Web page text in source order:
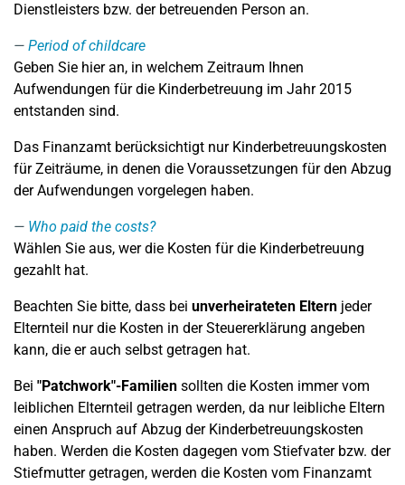
Dienstleisters bzw. der betreuenden Person an.
Period of childcare
Geben Sie hier an, in welchem Zeitraum Ihnen
Aufwendungen für die Kinderbetreuung im Jahr 2015
entstanden sind.
Das Finanzamt berücksichtigt nur Kinderbetreuungskosten
für Zeiträume, in denen die Voraussetzungen für den Abzug
der Aufwendungen vorgelegen haben.
Who paid the costs?
Wählen Sie aus, wer die Kosten für die Kinderbetreuung
gezahlt hat.
Beachten Sie bitte, dass bei unverheirateten Eltern jeder
Elternteil nur die Kosten in der Steuererklärung angeben
kann, die er auch selbst getragen hat.
Bei "Patchwork"-Familien sollten die Kosten immer vom
leiblichen Elternteil getragen werden, da nur leibliche Eltern
einen Anspruch auf Abzug der Kinderbetreuungskosten
haben. Werden die Kosten dagegen vom Stiefvater bzw. der
Stiefmutter getragen, werden die Kosten vom Finanzamt